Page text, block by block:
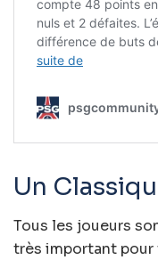
Un
Tous les joueurs
très important pour